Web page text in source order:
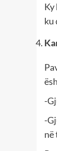
Ky
ku
-
-
në